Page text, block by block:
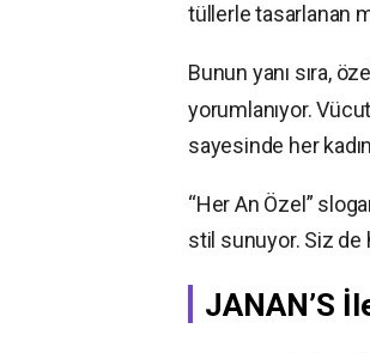
tüllerle tasarlanan
Bunun yanı sıra,
yorumlanıyor.
sayesinde her
“Her An Özel”
stil sunuyor. Siz de
JANAN’S